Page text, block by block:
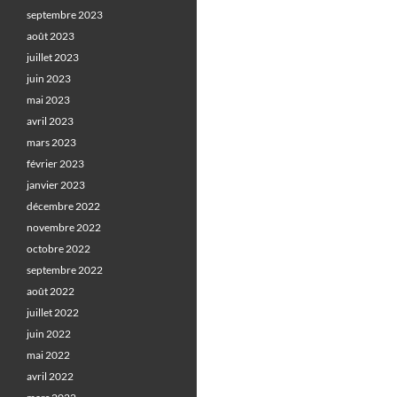
septembre 2023
août 2023
juillet 2023
juin 2023
mai 2023
avril 2023
mars 2023
février 2023
janvier 2023
décembre 2022
novembre 2022
octobre 2022
septembre 2022
août 2022
juillet 2022
juin 2022
mai 2022
avril 2022